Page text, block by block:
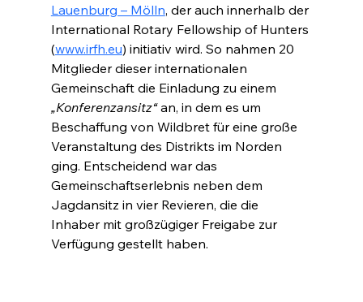
Lauenburg – Mölln, der auch innerhalb der
International Rotary Fellowship of Hunters
(www.irfh.eu) initiativ wird. So nahmen 20
Mitglieder dieser internationalen
Gemeinschaft die Einladung zu einem
„Konferenzansitz“ an, in dem es um
Beschaffung von Wildbret für eine große
Veranstaltung des Distrikts im Norden
ging. Entscheidend war das
Gemeinschaftserlebnis neben dem
Jagdansitz in vier Revieren, die die
Inhaber mit großzügiger Freigabe zur
Verfügung gestellt haben.